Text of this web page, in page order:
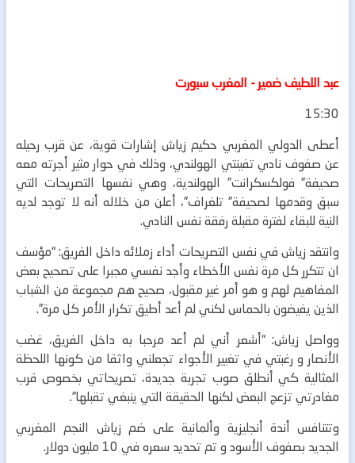
عبد اللطيف ضمير - المغرب سبورت
15:30
أعطى الدولي المغربي حكيم زياش إشارات قوية، عن قرب رحيله
عن صفوف نادي تفينتي الهولندي، وذلك في حوار مثير أجرته معه
صحيفة” فولكسكرانت” الهولندية، وهي نفسها التصريحات التي
سبق وقدمها لصحيفة” تلغراف”، أعلن من خلاله أنه لا توجد لديه
النية للبقاء لفترة مقبلة رفقة نفس النادي.
وانتقد زياش في نفس التصريحات أداء زملائه داخل الفريق: “مؤسف
ان تتكرر كل مرة نفس الأخطاء وأجد نفسي مجبرا على تصحيح بعض
المفاهيم لهم و هو أمر غير مقبول، صحيح هم مجموعة من الشباب
الذين يفيضون بالحماس لكني لم أعد أطيق تكرار الأمر كل مرة”.
وواصل زياش: “أشعر أني لم أعد مرحبا به داخل الفريق، غضب
الأنصار و رغبتي في تغيير الأجواء تجعلني واثقا من كونها اللحظة
المثالية كي أنطلق صوب تجربة جديدة، تصريحاتي بخصوص قرب
مغادرتي تزعج البعض لكنها الحقيقة التي ينبغي تقبلها”.
وتتنافس أندة أنجليزية وألمانية على ضم زياش النجم المغربي
الجديد بصفوف الأسود و تم تحديد سعره في 10 مليون دولار.